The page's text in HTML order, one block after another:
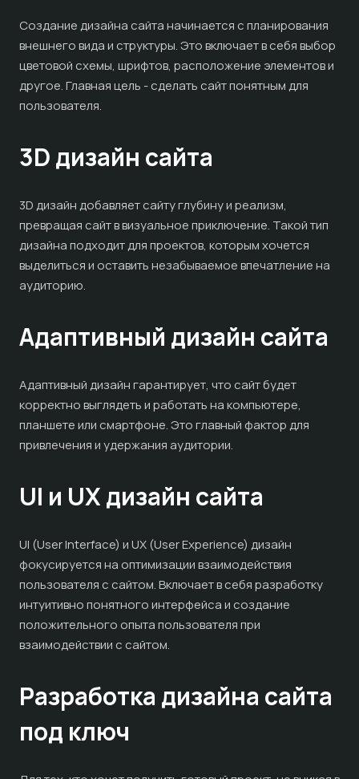
Создание дизайна сайта начинается с планирования
внешнего вида и структуры. Это включает в себя выбор
цветовой схемы, шрифтов, расположение элементов и
другое. Главная цель - сделать сайт понятным для
пользователя.
3D дизайн сайта
3D дизайн добавляет сайту глубину и реализм,
превращая сайт в визуальное приключение. Такой тип
дизайна подходит для проектов, которым хочется
выделиться и оставить незабываемое впечатление на
аудиторию.
Адаптивный дизайн сайта
Адаптивный дизайн гарантирует, что сайт будет
корректно выглядеть и работать на компьютере,
планшете или смартфоне. Это главный фактор для
привлечения и удержания аудитории.
UI и UX дизайн сайта
UI (User Interface) и UX (User Experience) дизайн
фокусируется на оптимизации взаимодействия
пользователя с сайтом. Включает в себя разработку
интуитивно понятного интерфейса и создание
положительного опыта пользователя при
взаимодействии с сайтом.
Разработка дизайна сайта
под ключ